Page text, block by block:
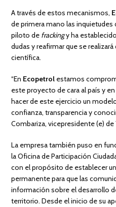
A través de estos mecanismos,
de primera mano las
piloto de frackingy ha
dudas y reafirmar que se
científica.
“En Ecopetrol estamos
este proyecto de cara al país y
hacer de este ejercicio un
confianza, transparencia y
Combariza, vicepresidente (e) de
La empresa también puso en
la Oficina de Participación
con el propósito de establecer
permanente para que las
información sobre el desarrollo
territorio. Desde el inicio de su